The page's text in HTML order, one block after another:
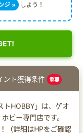
ジ » しよう！
ント獲得条件 重要
トHOBBY」は、ゲオ
ビー専門店です。
（詳細はHPをご確認